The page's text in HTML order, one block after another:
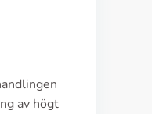
av högt